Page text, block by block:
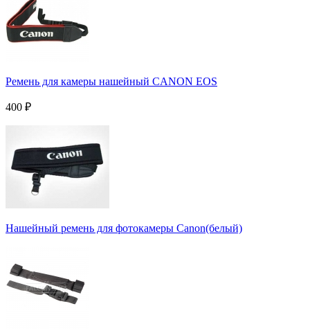
Ремень для камеры нашейный CANON EOS
400 ₽
Нашейный ремень для фотокамеры Canon(белый)